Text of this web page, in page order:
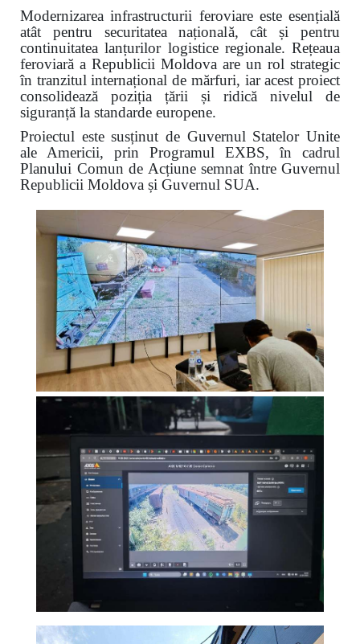
Modernizarea infrastructurii feroviare este esențială
atât pentru securitatea națională, cât și pentru
continuitatea lanțurilor logistice regionale. Rețeaua
feroviară a Republicii Moldova are un rol strategic
în tranzitul internațional de mărfuri, iar acest proiect
consolidează poziția țării și ridică nivelul de
siguranță la standarde europene.
Proiectul este susținut de Guvernul Statelor Unite
ale Americii, prin Programul EXBS, în cadrul
Planului Comun de Acțiune semnat între Guvernul
Republicii Moldova și Guvernul SUA.